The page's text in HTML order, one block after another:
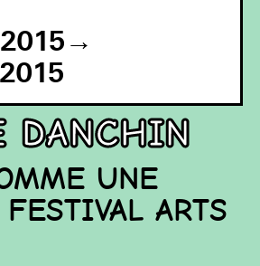
→
DANCHIN
UNE
ARTS